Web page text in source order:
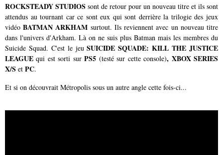
ROCKSTEADY STUDIOS sont de retour pour un nouveau titre et ils sont
attendus au tournant car ce sont eux qui sont derrière la trilogie des jeux
vidéoBATMAN ARKHAM surtout. Ils reviennent avec un nouveau titre
dans l'univers d'Arkham. Là on ne suis plus Batman mais les membres du
Suicide Squad. C'est le jeuSUICIDE SQUADE: KILL THE JUSTICE
LEAGUE qui est sorti surPS5 (testé sur cette console), XBOX SERIES
X/S et PC.
Et si on découvrait Métropolis sous un autre angle cette fois-ci...